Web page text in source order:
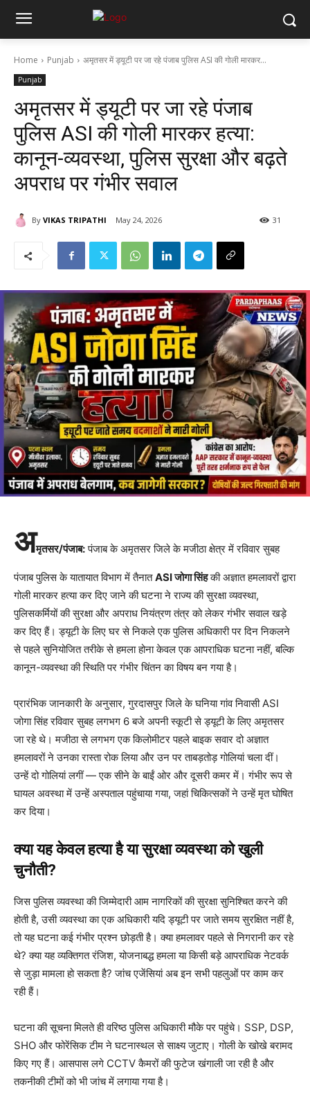
Home Punjab अमृतसर में ड्यूटी पर जा रहे पंजाब पुलिस ASI की गोली मारकर...
Punjab
अमृतसर में ड्यूटी पर जा रहे पंजाब
पुलिस ASI की गोली मारकर हत्या:
कानून-व्यवस्था, पुलिस सुरक्षा और बढ़ते
अपराध पर गंभीर सवाल
By VIKAS TRIPATHI May 24, 2026 31
अमृतसर/पंजाब:पंजाब के अमृतसर जिले के मजीठा क्षेत्र में रविवार सुबह
पंजाब पुलिस के यातायात विभाग में तैनातASI जोगा सिंहकी अज्ञात हमलावरों द्वारा
गोली मारकर हत्या कर दिए जाने की घटना ने राज्य की सुरक्षा व्यवस्था,
पुलिसकर्मियों की सुरक्षा और अपराध नियंत्रण तंत्र को लेकर गंभीर सवाल खड़े
कर दिए हैं। ड्यूटी के लिए घर से निकले एक पुलिस अधिकारी पर दिन निकलने
से पहले सुनियोजित तरीके से हमला होना केवल एक आपराधिक घटना नहीं, बल्कि
कानून-व्यवस्था की स्थिति पर गंभीर चिंतन का विषय बन गया है।
प्रारंभिक जानकारी के अनुसार, गुरदासपुर जिले के घनिया गांव निवासी ASI
जोगा सिंह रविवार सुबह लगभग 6 बजे अपनी स्कूटी से ड्यूटी के लिए अमृतसर
जा रहे थे। मजीठा से लगभग एक किलोमीटर पहले बाइक सवार दो अज्ञात
हमलावरों ने उनका रास्ता रोक लिया और उन पर ताबड़तोड़ गोलियां चला दीं।
उन्हें दो गोलियां लगीं — एक सीने के बाईं ओर और दूसरी कमर में। गंभीर रूप से
घायल अवस्था में उन्हें अस्पताल पहुंचाया गया, जहां चिकित्सकों ने उन्हें मृत घोषित
कर दिया।
क्या यह केवल हत्या है या सुरक्षा व्यवस्था को खुली
चुनौती?
जिस पुलिस व्यवस्था की जिम्मेदारी आम नागरिकों की सुरक्षा सुनिश्चित करने की
होती है, उसी व्यवस्था का एक अधिकारी यदि ड्यूटी पर जाते समय सुरक्षित नहीं है,
तो यह घटना कई गंभीर प्रश्न छोड़ती है। क्या हमलावर पहले से निगरानी कर रहे
थे? क्या यह व्यक्तिगत रंजिश, योजनाबद्ध हमला या किसी बड़े आपराधिक नेटवर्क
से जुड़ा मामला हो सकता है? जांच एजेंसियां अब इन सभी पहलुओं पर काम कर
रही हैं।
घटना की सूचना मिलते ही वरिष्ठ पुलिस अधिकारी मौके पर पहुंचे। SSP, DSP,
SHO और फोरेंसिक टीम ने घटनास्थल से साक्ष्य जुटाए। गोली के खोखे बरामद
किए गए हैं। आसपास लगे CCTV कैमरों की फुटेज खंगाली जा रही है और
तकनीकी टीमों को भी जांच में लगाया गया है।